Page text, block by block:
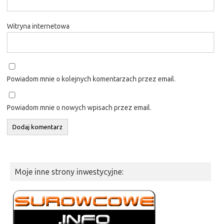
Witryna internetowa
Powiadom mnie o kolejnych komentarzach przez email.
Powiadom mnie o nowych wpisach przez email.
Moje inne strony inwestycyjne: